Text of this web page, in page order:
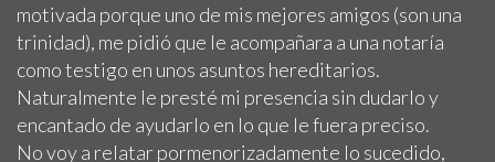
motivada porque uno de mis mejores amigos (son una
trinidad), me pidió que le acompañara a una notaría
como testigo en unos asuntos hereditarios.
Naturalmente le presté mi presencia sin dudarlo y
encantado de ayudarlo en lo que le fuera preciso.
No voy a relatar pormenorizadamente lo sucedido,